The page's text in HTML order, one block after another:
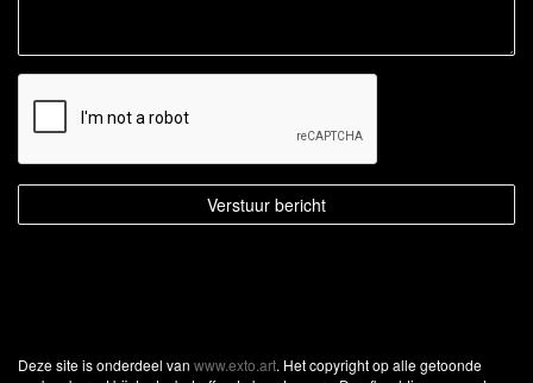
Deze site is onderdeel van www.exto.art. Het copyright op alle getoonde